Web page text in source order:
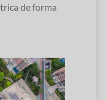
de forma